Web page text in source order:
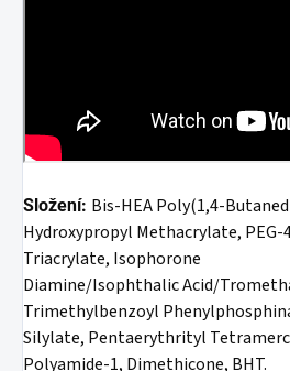
Složení: Bis-HEA Poly(1,4-
Hydroxypropyl Methacrylate,
Triacrylate, Isophorone
Diamine/IsophthalicAcid/
Trimethylbenzoyl
Silylate, Pentaerythrityl
Polyamide-1, Dimethicone, BHT.